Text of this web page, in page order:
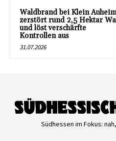
Waldbrand bei Klein
zerstört rund 2,5 Hektar
und löst verschärfte
Kontrollen aus
31.07.2026
Südhessen im Fokus: